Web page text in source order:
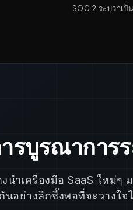
SOC 2 ระบุว่าเ
รบูรณาการ
นำเครื่องมือ SaaS ใหม่ๆ
นอย่างลึกซึ้งพอที่จะวางใ